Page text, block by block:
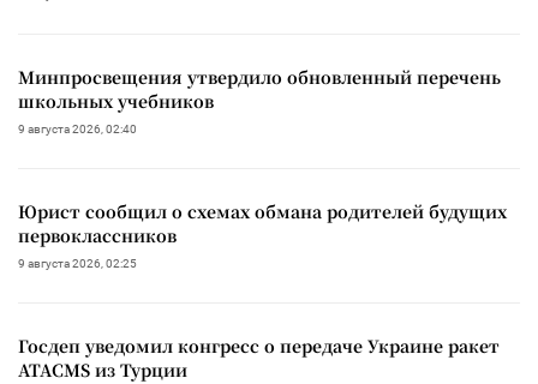
Минпросвещения утвердило обновленный перечень
школьных учебников
9 августа 2026, 02:40
Юрист сообщил о схемах обмана родителей будущих
первоклассников
9 августа 2026, 02:25
Госдеп уведомил конгресс о передаче Украине ракет
ATACMS из Турции